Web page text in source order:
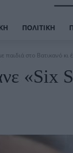
ΠΟΛΙΤΙΚΉ
στο Βατικανό κι
«Six